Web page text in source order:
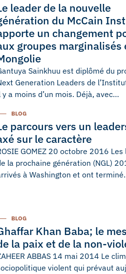
leader de la nouvelle
du McCain
un changement
groupes marginalisés
Sainkhuu est diplômé du
Generation Leaders de
y a moins d’un mois. Déjà, avec…
BLOG
parcours vers un
sur le caractère
GOMEZ 20 octobre 2016 Les
la prochaine génération (NGL)
à Washington et ont
BLOG
Khan Baba; le
la paix et de la non-
ABBAS 14 mai 2014 Le
violent qui prévaut